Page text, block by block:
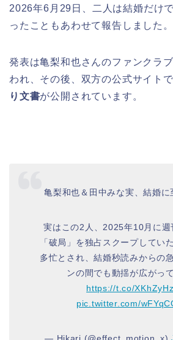
2026年6月29日、二人は結婚だけ
ったこともあわせて報告しました。
発表は亀梨和也さんのファンクラ
われ、その後、双方の公式サイトで
り文書が公開されています。
亀梨和也＆田中みな実、結婚に
実はこの2人、2025年10月に週
「破局」を独占スクープしてい
多忙とされ、結婚秒読みからの
ンの間でも動揺が広がっ
https://t.co/
pic.twitter.com/